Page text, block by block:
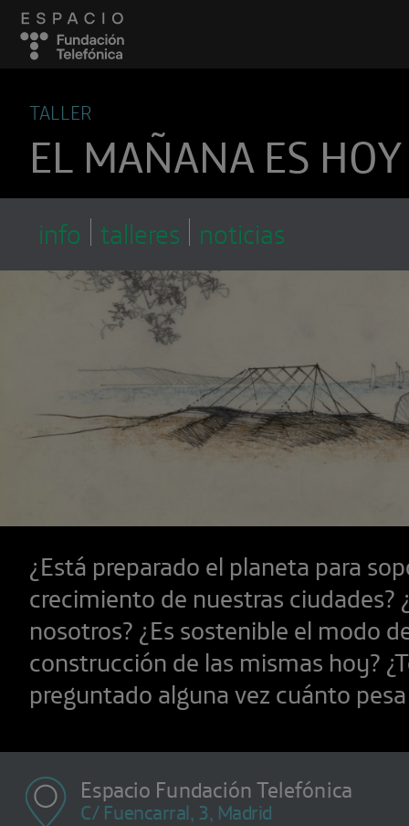
TALLER
EL MAÑANA ES HOY
info talleres noticias
¿Está preparado el planeta para
crecimiento de nuestras ciudades?
nosotros? ¿Es sostenible el modo
construcción de las mismas hoy?
preguntado alguna vez cuánto
Espacio Fundación Telefónica
C/ Fuencarral, 3, Madrid